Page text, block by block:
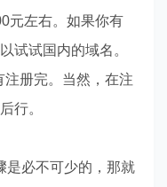
元左右。如果你有
试试国内的域名。
册完。当然，在注
行。
是必不可少的，那就